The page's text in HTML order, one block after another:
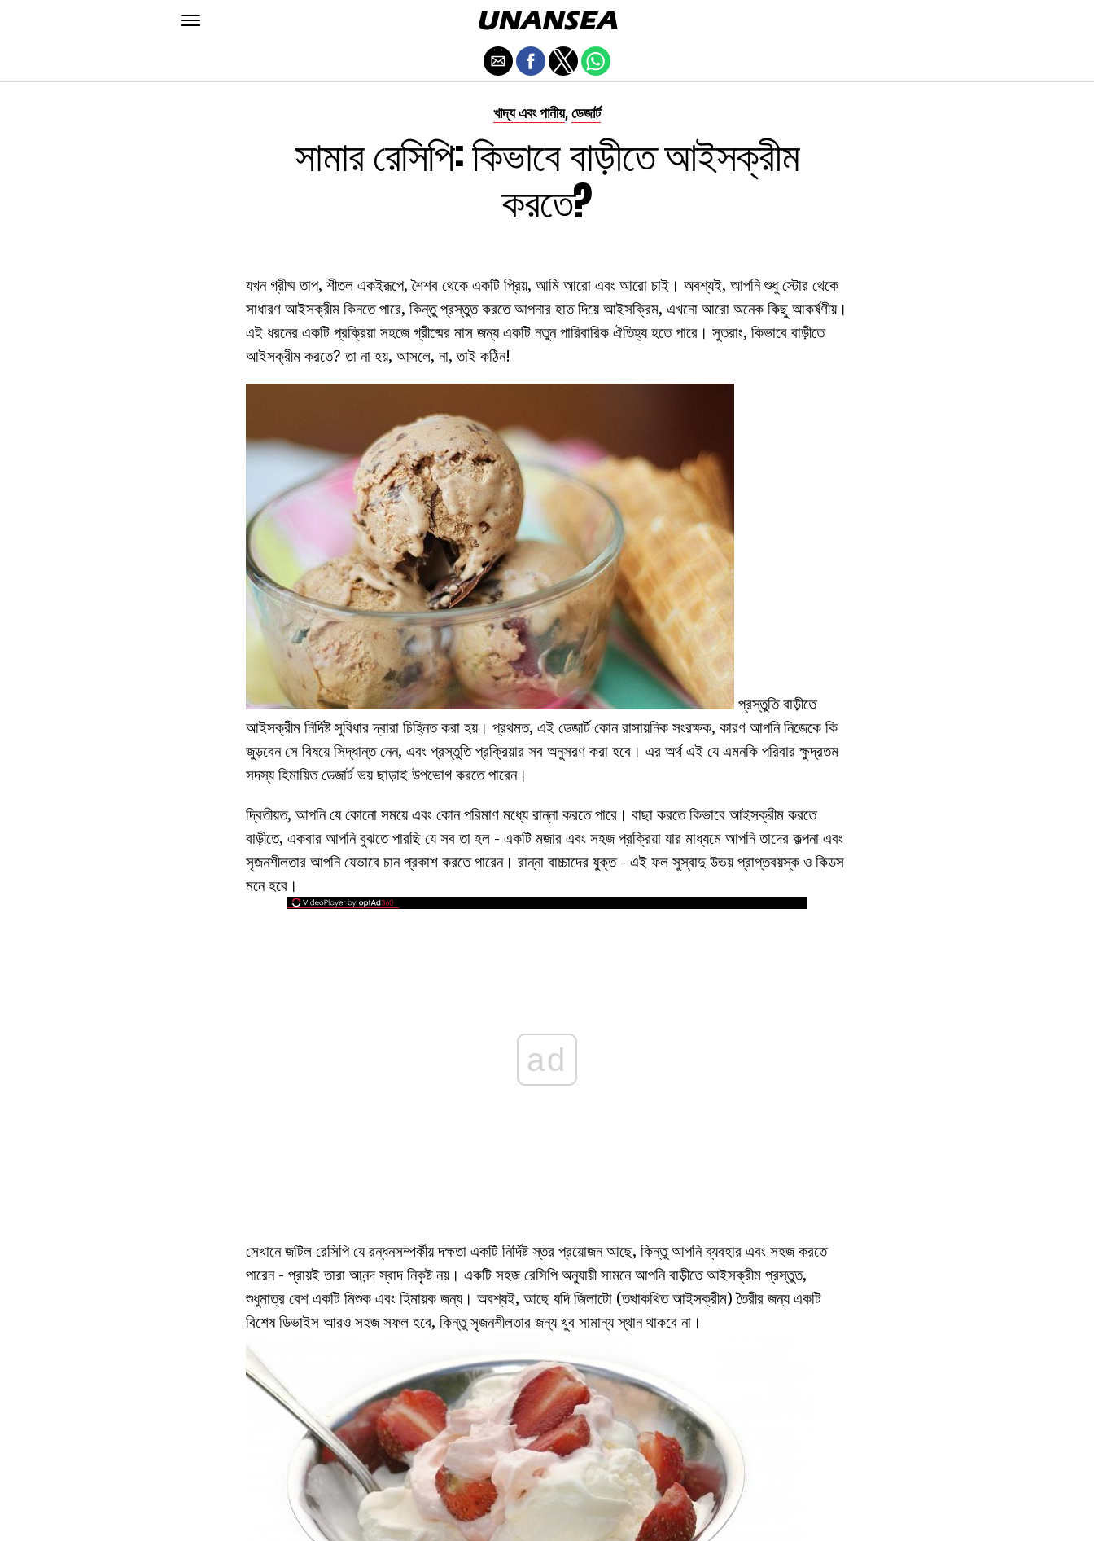
খাদ্য এবং পানীয়, ডেজার্ট
সামার রেসিপি: কিভাবে বাড়ীতে আইসক্রীম
করতে?
যখন গ্রীষ্ম তাপ, শীতল একইরূপে, শৈশব থেকে একটি প্রিয়, আমি আরো এবং আরো চাই। অবশ্যই, আপনি শুধু স্টোর থেকে
সাধারণ আইসক্রীম কিনতে পারে, কিন্তু প্রস্তুত করতে আপনার হাত দিয়ে আইসক্রিম, এখনো আরো অনেক কিছু আকর্ষণীয়।
এই ধরনের একটি প্রক্রিয়া সহজে গ্রীষ্মের মাস জন্য একটি নতুন পারিবারিক ঐতিহ্য হতে পারে। সুতরাং, কিভাবে বাড়ীতে
আইসক্রীম করতে? তা না হয়, আসলে, না, তাই কঠিন!
প্রস্তুতি বাড়ীতে
আইসক্রীম নির্দিষ্ট সুবিধার দ্বারা চিহ্নিত করা হয়। প্রথমত, এই ডেজার্ট কোন রাসায়নিক সংরক্ষক, কারণ আপনি নিজেকে কি
জুড়বেন সে বিষয়ে সিদ্ধান্ত নেন, এবং প্রস্তুতি প্রক্রিয়ার সব অনুসরণ করা হবে। এর অর্থ এই যে এমনকি পরিবার ক্ষুদ্রতম
সদস্য হিমায়িত ডেজার্ট ভয় ছাড়াই উপভোগ করতে পারেন।
দ্বিতীয়ত, আপনি যে কোনো সময়ে এবং কোন পরিমাণ মধ্যে রান্না করতে পারে। বাছা করতে কিভাবে আইসক্রীম করতে
বাড়ীতে, একবার আপনি বুঝতে পারছি যে সব তা হল - একটি মজার এবং সহজ প্রক্রিয়া যার মাধ্যমে আপনি তাদের কল্পনা এবং
সৃজনশীলতার আপনি যেভাবে চান প্রকাশ করতে পারেন। রান্না বাচ্চাদের যুক্ত - এই ফল সুস্বাদু উভয় প্রাপ্তবয়স্ক ও কিডস
মনে হবে।
ad
সেখানে জটিল রেসিপি যে রন্ধনসম্পর্কীয় দক্ষতা একটি নির্দিষ্ট স্তর প্রয়োজন আছে, কিন্তু আপনি ব্যবহার এবং সহজ করতে
পারেন - প্রায়ই তারা আনন্দ স্বাদ নিকৃষ্ট নয়। একটি সহজ রেসিপি অনুযায়ী সামনে আপনি বাড়ীতে আইসক্রীম প্রস্তুত,
শুধুমাত্র বেশ একটি মিশুক এবং হিমায়ক জন্য। অবশ্যই, আছে যদি জিলাটো (তথাকথিত আইসক্রীম) তৈরীর জন্য একটি
বিশেষ ডিভাইস আরও সহজ সফল হবে, কিন্তু সৃজনশীলতার জন্য খুব সামান্য স্থান থাকবে না।